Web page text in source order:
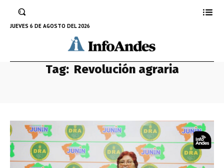
JUEVES 6 DE AGOSTO DEL 2026
Tag: Revolución agraria